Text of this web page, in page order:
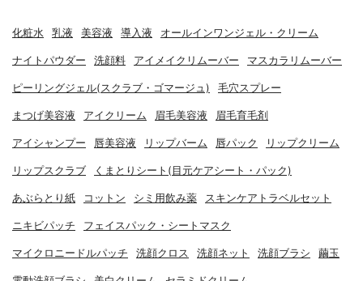
化粧水 乳液 美容液 導入液 オールインワンジェル・クリーム
ナイトパウダー 洗顔料 アイメイクリムーバー マスカラリムーバー
ピーリングジェル(スクラブ・ゴマージュ) 毛穴スプレー
まつげ美容液 アイクリーム 眉毛美容液 眉毛育毛剤
アイシャンプー 唇美容液 リップバーム 唇パック リップクリーム
リップスクラブ くまとりシート(目元ケアシート・パック)
あぶらとり紙 コットン シミ用飲み薬 スキンケアトラベルセット
ニキビパッチ フェイスパック・シートマスク
マイクロニードルパッチ 洗顔クロス 洗顔ネット 洗顔ブラシ 繭玉